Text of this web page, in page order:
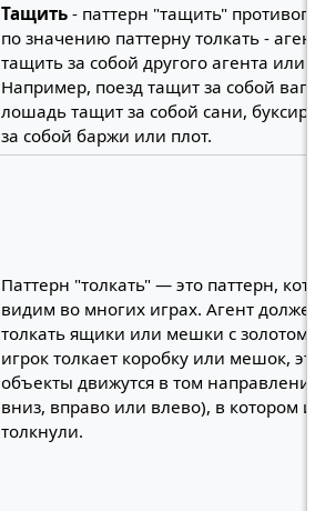
Тащить - паттерн "тащить"
по значению паттерну толкать -
тащить за собой другого агента или
Например, поезд тащит за собой
лошадь тащит за собой сани,
за собой баржи или плот.
Паттерн "толкать" — это паттерн,
видим во многих играх. Агент
толкать ящики или мешки с
игрок толкает коробку или мешок,
объекты движутся в том
вниз, вправо или влево), в котором
толкнули.